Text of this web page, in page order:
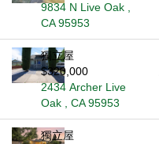
9834 N Live Oak ,
CA 95953
獨立屋
$320,000
2434 Archer Live
Oak , CA 95953
獨立屋